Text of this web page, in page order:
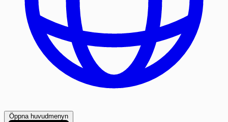
Öppna huvudmenyn